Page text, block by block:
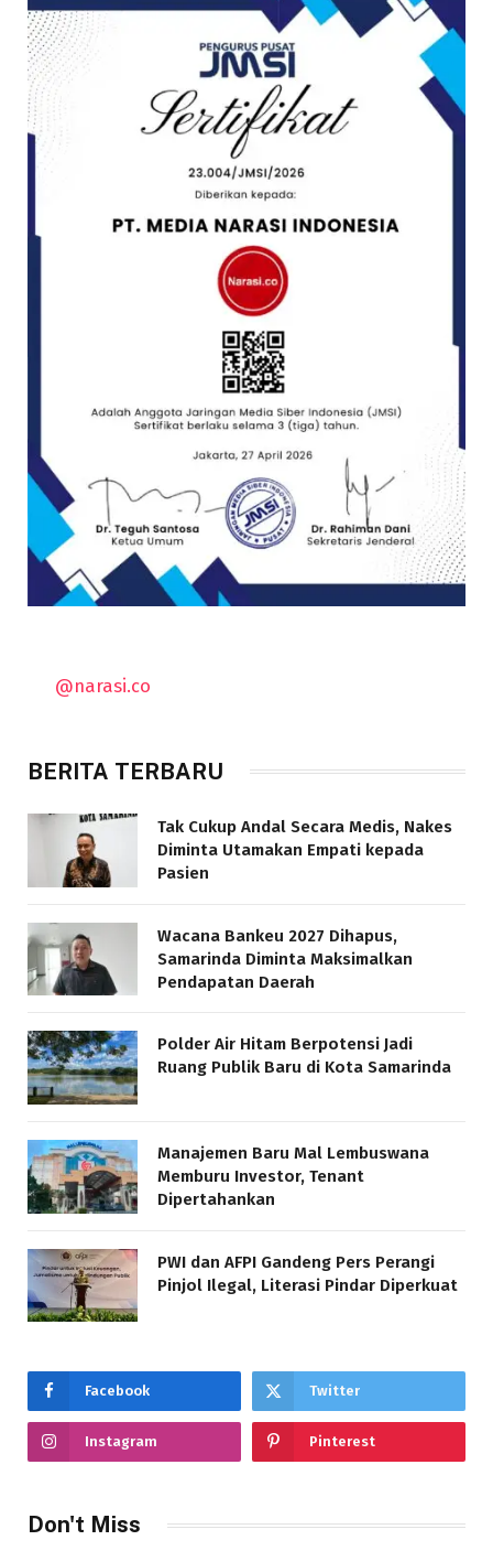
@narasi.co
BERITA TERBARU
Tak Cukup Andal Secara Medis, Nakes
Diminta Utamakan Empati kepada
Pasien
Wacana Bankeu 2027 Dihapus,
Samarinda Diminta Maksimalkan
Pendapatan Daerah
Polder Air Hitam Berpotensi Jadi
Ruang Publik Baru di Kota Samarinda
Manajemen Baru Mal Lembuswana
Memburu Investor, Tenant
Dipertahankan
PWI dan AFPI Gandeng Pers Perangi
Pinjol Ilegal, Literasi Pindar Diperkuat
Facebook Twitter
Instagram Pinterest
Don't Miss